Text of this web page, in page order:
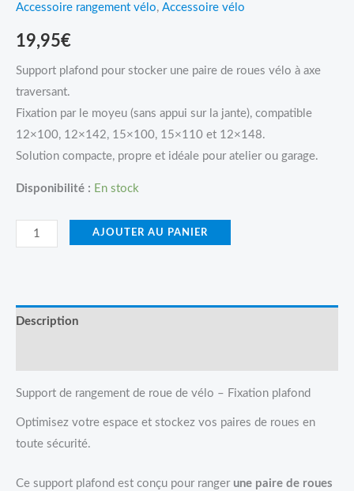
Accessoire rangement vélo, Accessoire vélo
19,95€
Support plafond pour stocker une paire de roues vélo à axe
traversant.
Fixation par le moyeu (sans appui sur la jante), compatible
12×100, 12×142, 15×100, 15×110 et 12×148.
Solution compacte, propre et idéale pour atelier ou garage.
Disponibilité : En stock
AJOUTER AU PANIER
Description
Support de rangement de roue de vélo – Fixation plafond
Optimisez votre espace et stockez vos paires de roues en
toute sécurité.
Ce support plafond est conçu pour ranger une paire de roues